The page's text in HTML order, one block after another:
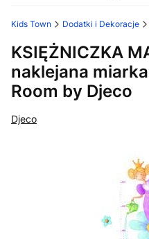
Kids Town Dodatki i Dekoracje
KSIĘŻNICZKA
naklejana
Room by Djeco
Djeco